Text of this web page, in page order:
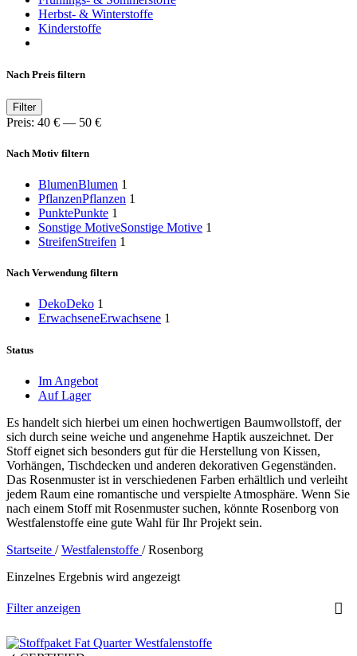
Herbst- & Winterstoffe
Kinderstoffe
Nach Preis filtern
Min.
Preis
Max.
Preis
Filter
Preis: 40 € — 50 €
Nach Motiv filtern
BlumenBlumen 1
PflanzenPflanzen 1
PunktePunkte 1
Sonstige MotiveSonstige Motive 1
StreifenStreifen 1
Nach Verwendung filtern
DekoDeko 1
ErwachseneErwachsene 1
Status
Im Angebot
Auf Lager
Es handelt sich hierbei um einen hochwertigen Baumwollstoff, der
sich durch seine weiche und angenehme Haptik auszeichnet. Der
Stoff eignet sich besonders gut für die Herstellung von Kissen,
Vorhängen, Tischdecken und anderen dekorativen Gegenständen.
Das Rosenmuster ist in verschiedenen Farben erhältlich und verleiht
jedem Raum eine romantische und verspielte Atmosphäre. Wenn Sie
nach einem Stoff mit Rosenmuster suchen, könnte Rosenborg von
Westfalenstoffe eine gute Wahl für Ihr Projekt sein.
Startseite / Westfalenstoffe / Rosenborg
Einzelnes Ergebnis wird angezeigt
Filter anzeigen